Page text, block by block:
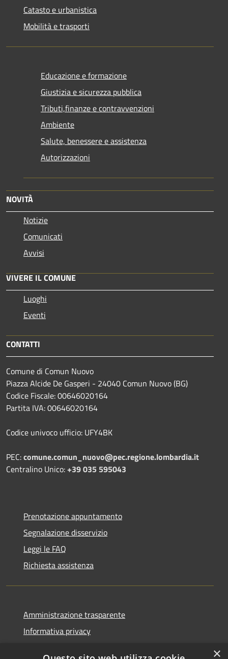
Catasto e urbanistica
Mobilità e trasporti
Educazione e formazione
Giustizia e sicurezza pubblica
Tributi,finanze e contravvenzioni
Ambiente
Salute, benessere e assistenza
Autorizzazioni
NOVITÀ
Notizie
Comunicati
Avvisi
VIVERE IL COMUNE
Luoghi
Eventi
CONTATTI
Comune di Comun Nuovo
Piazza Alcide De Gasperi - 24040 Comun Nuovo (BG)
Codice Fiscale: 00646020164
Partita IVA: 00646020164
Codice univoco ufficio: UFY4BK
PEC:comune.comun_nuovo@pec.regione.lombardia.it
Centralino Unico:+39 035 595043
Prenotazione appuntamento
Segnalazione disservizio
Leggi le FAQ
Richiesta assistenza
Amministrazione trasparente
Informativa privacy
×